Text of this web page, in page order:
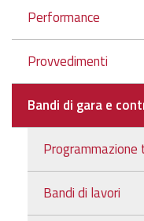
Performance
Provvedimenti
Bandi di gara e
Programmazione
Bandi di lavori